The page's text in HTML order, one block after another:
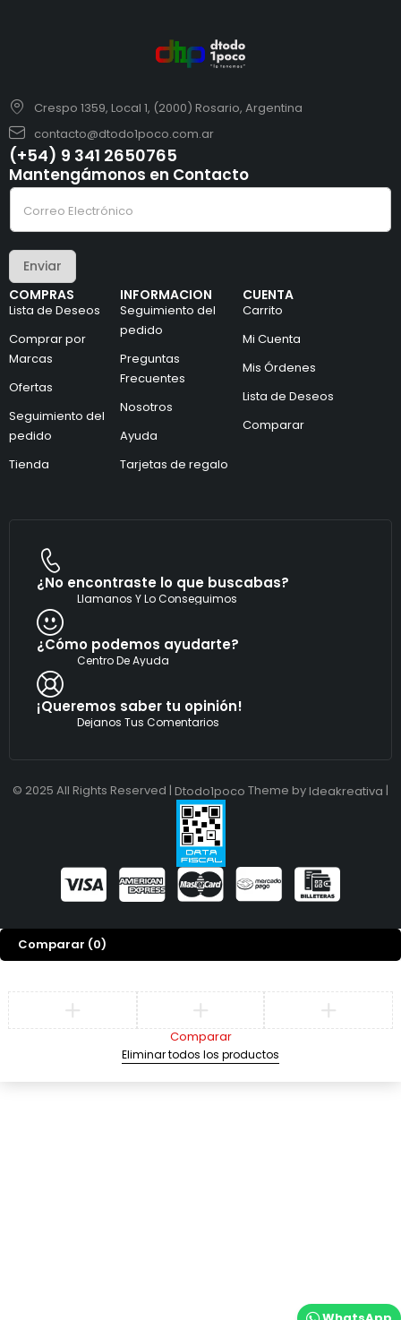
Crespo 1359, Local 1, (2000) Rosario, Argentina
contacto@dtodo1poco.com.ar
(+54) 9 341 2650765
COMPRAS
Lista de Deseos
Comprar por
Marcas
Ofertas
Seguimiento del
pedido
Tienda
INFORMACION
Seguimiento del
pedido
Preguntas
Frecuentes
Nosotros
Ayuda
Tarjetas de regalo
CUENTA
Carrito
Mi Cuenta
Mis Órdenes
Lista de Deseos
Comparar
Mantengámonos en Contacto
C
o
r
o
o
r
r
e
o
e
e
c
t
r
n
C
e
e
l
e
t
r
n
c
o
Enviar
¿No encontraste lo que buscabas?
Llamanos Y Lo Conseguimos
¿Cómo podemos ayudarte?
Centro De Ayuda
¡Queremos saber tu opinión!
Dejanos Tus Comentarios
© 2025 All Rights Reserved | Dtodo1poco Theme by Ideakreativa |
Comparar (0)
Comparar
Eliminar todos los productos